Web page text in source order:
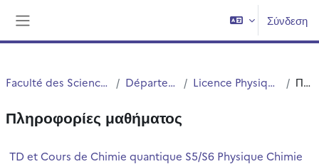
Σύνδεση
Faculté des Sciences et Technologies (FST) Département Physique Licence Physique et Chimie (S5 et S6) Περίληψη
Πληροφορίες μαθήματος
TD et Cours de Chimie quantique S5/S6 Physique Chimie